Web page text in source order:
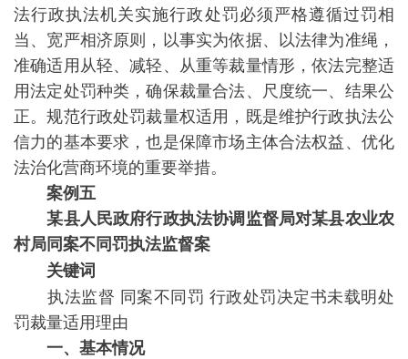
法行政执法机关实施行政处罚必须严格遵循过罚相
当、宽严相济原则，以事实为依据、以法律为准绳，
准确适用从轻、减轻、从重等裁量情形，依法完整适
用法定处罚种类，确保裁量合法、尺度统一、结果公
正。规范行政处罚裁量权适用，既是维护行政执法公
信力的基本要求，也是保障市场主体合法权益、优化
法治化营商环境的重要举措。
案例五
某县人民政府行政执法协调监督局对某县农业农
村局同案不同罚执法监督案
关键词
执法监督 同案不同罚 行政处罚决定书未载明处
罚裁量适用理由
一、基本情况